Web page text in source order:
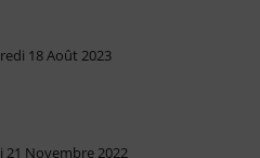
18 Août 2023
21 Novembre 2022